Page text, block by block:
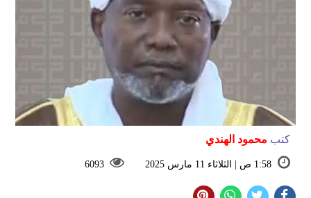
كتب محمود الهندي
1:58 ص | الثلاثاء 11 مارس 2025 6093